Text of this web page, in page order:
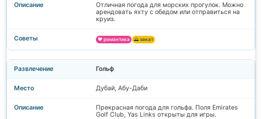
Отличная погода для морских прогулок. Можно
арендовать яхту с обедом или отправиться на
круиз.
❤️ романтика 🌅 закат
Гольф
Дубай, Абу-Даби
Прекрасная погода для гольфа. Поля Emirates
Golf Club, Yas Links открыты для игры.